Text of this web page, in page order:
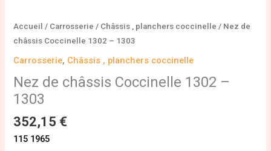
Accueil / Carrosserie / Châssis , planchers coccinelle / Nez de
châssis Coccinelle 1302 – 1303
Carrosserie, Châssis , planchers coccinelle
Nez de châssis Coccinelle 1302 –
1303
352,15 €
115 1965